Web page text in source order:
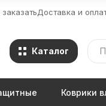
Доставка и
Каталог
Коврики